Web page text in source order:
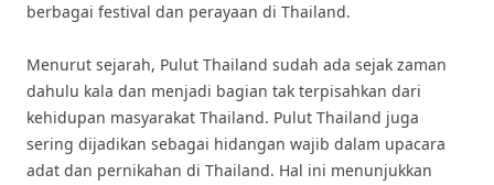
berbagai festival dan perayaan di Thailand.
Menurut sejarah, Pulut Thailand sudah ada sejak zaman
dahulu kala dan menjadi bagian tak terpisahkan dari
kehidupan masyarakat Thailand. Pulut Thailand juga
sering dijadikan sebagai hidangan wajib dalam upacara
adat dan pernikahan di Thailand. Hal ini menunjukkan